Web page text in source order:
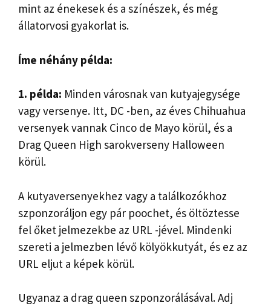
mint az énekesek és a színészek, és még
állatorvosi gyakorlat is.
Íme néhány példa:
1. példa: Minden városnak van kutyajegysége
vagy versenye. Itt, DC -ben, az éves Chihuahua
versenyek vannak Cinco de Mayo körül, és a
Drag Queen High sarokverseny Halloween
körül.
A kutyaversenyekhez vagy a találkozókhoz
szponzoráljon egy pár poochet, és öltöztesse
fel őket jelmezekbe az URL -jével. Mindenki
szereti a jelmezben lévő kölyökkutyát, és ez az
URL eljut a képek körül.
Ugyanaz a drag queen szponzorálásával. Adj